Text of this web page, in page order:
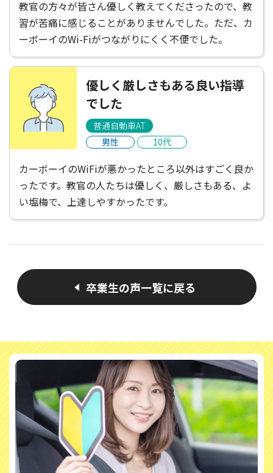
教官の方々が皆さん優しく教えてくださったので、教
習が苦痛に感じることがありませんでした。ただ、カ
ーボーイのWi-Fiがつながりにくく不便でした。
優しく厳しさもある良い指導
でした
普通自動車AT
男性
10代
カーボーイのWiFiが悪かったところ以外はすごく良か
ったです。教官の人たちは優しく、厳しさもある、よ
い塩梅で、上達しやすかったです。
卒業生の声一覧に戻る